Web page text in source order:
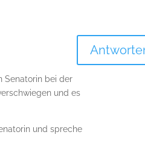
Senatorin bei der
und es
und spreche